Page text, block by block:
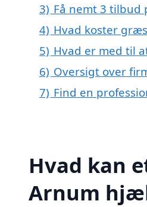
3) Få nemt 3
4) Hvad koster
5) Hvad er med til
6) Oversigt over
7) Find en
Hvad kan
Arnum